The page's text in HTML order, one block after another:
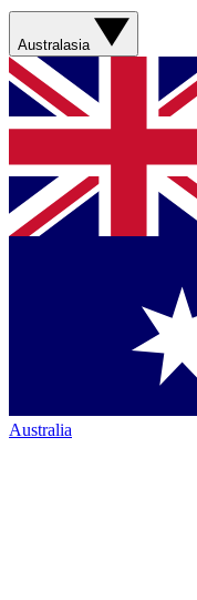
Australasia
Australia